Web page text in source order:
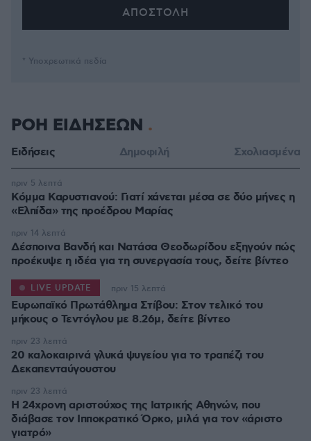
* Υποχρεωτικά πεδία
ΡΟΗ ΕΙΔΗΣΕΩΝ
Ειδήσεις Δημοφιλή Σχολιασμένα
Κόμμα Καρυστιανού: Γιατί χάνεται μέσα σε δύο μήνες η
«Ελπίδα» της προέδρου Μαρίας
πριν 5 λεπτά
Δέσποινα Βανδή και Νατάσα Θεοδωρίδου εξηγούν πώς
προέκυψε η ιδέα για τη συνεργασία τους, δείτε βίντεο
πριν 14 λεπτά
Ευρωπαϊκό Πρωτάθλημα Στίβου: Στον τελικό του
μήκους ο Τεντόγλου με 8.26μ, δείτε βίντεο
LIVE UPDATE πριν 15 λεπτά
20 καλοκαιρινά γλυκά ψυγείου για το τραπέζι του
Δεκαπενταύγουστου
πριν 23 λεπτά
Η 24χρονη αριστούχος της Ιατρικής Αθηνών, που
διάβασε τον Ιπποκρατικό Όρκο, μιλά για τον «άριστο
γιατρό»
πριν 23 λεπτά